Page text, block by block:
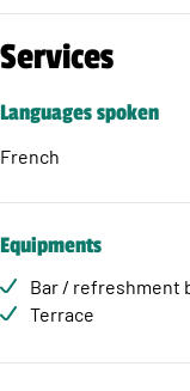
Services
Languages spoken
French
Equipments
Bar / refreshment
Terrace